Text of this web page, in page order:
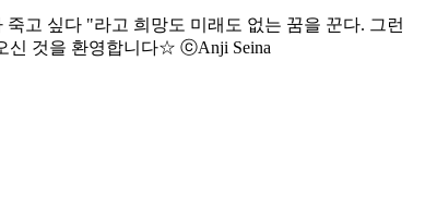
고 싶다 "라고 희망도 미래도 없는 꿈을 꾼다. 그런
신 것을 환영합니다☆ ⓒAnji Seina